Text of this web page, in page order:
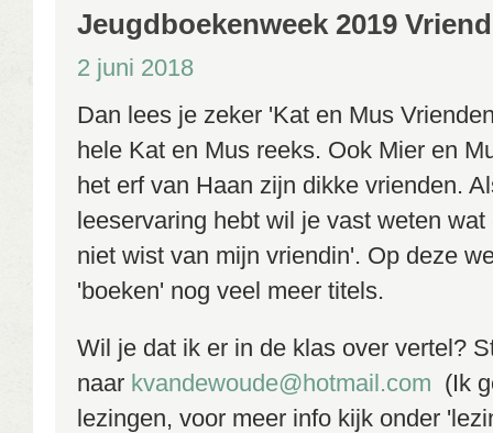
Jeugdboekenweek 2019
2 juni 2018
Dan lees je zeker 'Kat en Mus
hele Kat en Mus reeks. Ook Mier en
het erf van Haan zijn dikke vrienden.
leeservaring hebt wil je vast weten
niet wist van mijn vriendin'. Op deze
'boeken' nog veel meer titels.
Wil je dat ik er in de klas over vertel?
naar kvandewoude@hotmail.com (Ik
lezingen, voor meer info kijk onder